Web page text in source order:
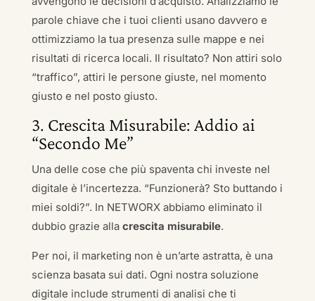
parole chiave che i tuoi clienti usano davvero e
ottimizziamo la tua presenza sulle mappe e nei
risultati di ricerca locali. Il risultato? Non attiri solo
“traffico”, attiri le persone giuste, nel momento
giusto e nel posto giusto.
3. Crescita Misurabile: Addio ai
“Secondo Me”
Una delle cose che più spaventa chi investe nel
digitale è l’incertezza. “Funzionerà? Sto buttando i
miei soldi?”. In NETWORX abbiamo eliminato il
dubbio grazie alla crescita misurabile.
Per noi, il marketing non è un’arte astratta, è una
scienza basata sui dati. Ogni nostra soluzione
digitale include strumenti di analisi che ti